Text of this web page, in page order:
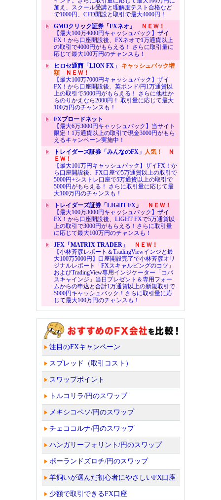
加え、スクール受講と理解度テスト合格など
で1000円、CFD開設と取引で最大4000円！
GMOクリック証券「FXネオ」
ＮＥＷ！
【最大100万4000円キャッシュバック】ザイ
FX！から口座開設後、FXネオで1万通貨以上
の取引で4000円がもらえる！ さらに取引量に
応じて最大100万円のチャンスも！
ヒロセ通商「LION FX」 キャッシュバック増
額ＮＥＷ！
【最大100万7000円キャッシュバック】ザイ
FX！から口座開設後、英ポンド/円1万通貨以
上の取引で5000円がもらえる！ さらに他社か
らのりかえなら2000円！ 取引量に応じて最大
100万円のチャンスも！
FXブロードネット
【最大6万3000円キャッシュバック】当サイト
限定！1万通貨以上の取引で現金3000円がもら
えるキャンペーン実施中！
トレイダーズ証券「みんなのFX」 人気！
Ｎ
ＥＷ！
【最大101万円キャッシュバック】ザイFX！か
ら口座開設後、FX口座で5万通貨以上の取引で
5000円+シストレ口座で5万通貨以上の取引で
5000円がもらえる！ さらに取引量に応じて最
大100万円のチャンスも！
トレイダーズ証券「LIGHT FX」
ＮＥＷ！
【最大100万3000円キャッシュバック】ザイ
FX！から口座開設後、LIGHT FXで5万通貨以
上の取引で3000円がもらえる！さらに取引量
に応じて最大100万円のチャンスも！
JFX「MATRIX TRADER」
ＮＥＷ！
【小林芳彦レポート＆TradingViewインジと最
大100万5000円】口座開設完了で小林芳彦オリ
ジナルレポート「FXスキャルピングのコツ」
およびTradingView専用インジケーター「コバ
スキャインジ」当日プレゼント＆専用フォー
ムからの申込と合計1万通貨以上の新規取引で
5000円キャッシュバック！さらに取引量に応
じて最大100万円のチャンスも！
注目のFXキャンペーン
スプレッド（取引コスト）
スワップポイント
トルコリラ/円のスワップ
メキシコペソ/円のスワップ
チェココルナ/円のスワップ
ハンガリーフォリント/円のスワップ
ポーランドズロチ/円のスワップ
羊飼いが選んだ初心者にやさしいFX口座
少額で取引できるFX口座